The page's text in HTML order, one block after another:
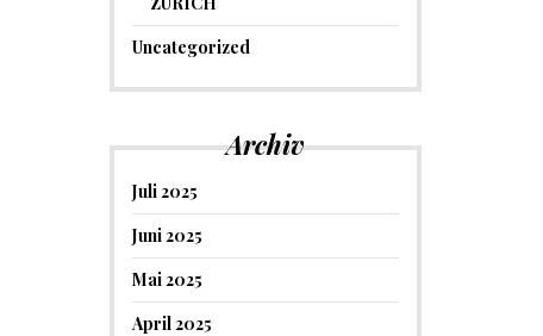
Uncategorized
Archiv
Juli 2025
Juni 2025
Mai 2025
April 2025